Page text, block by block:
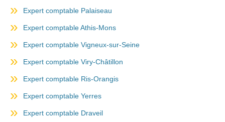
Expert comptable Palaiseau
Expert comptable Athis-Mons
Expert comptable Vigneux-sur-Seine
Expert comptable Viry-Châtillon
Expert comptable Ris-Orangis
Expert comptable Yerres
Expert comptable Draveil